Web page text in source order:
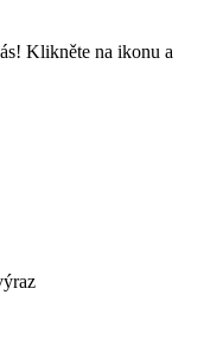
Klikněte na ikonu a